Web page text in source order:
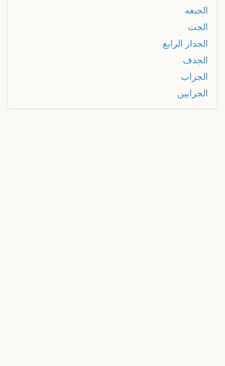
الجبعه
الجت
الجدار الرابع
الجدف
الجراب
الجرابين